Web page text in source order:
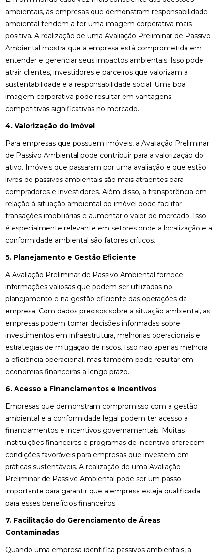
ambientais, as empresas que demonstram responsabilidade
ambiental tendem a ter uma imagem corporativa mais
positiva. A realização de uma Avaliação Preliminar de Passivo
Ambiental mostra que a empresa está comprometida em
entender e gerenciar seus impactos ambientais. Isso pode
atrair clientes, investidores e parceiros que valorizam a
sustentabilidade e a responsabilidade social. Uma boa
imagem corporativa pode resultar em vantagens
competitivas significativas no mercado.
4. Valorização do Imóvel
Para empresas que possuem imóveis, a Avaliação Preliminar
de Passivo Ambiental pode contribuir para a valorização do
ativo. Imóveis que passaram por uma avaliação e que estão
livres de passivos ambientais são mais atraentes para
compradores e investidores. Além disso, a transparência em
relação à situação ambiental do imóvel pode facilitar
transações imobiliárias e aumentar o valor de mercado. Isso
é especialmente relevante em setores onde a localização e a
conformidade ambiental são fatores críticos.
5. Planejamento e Gestão Eficiente
A Avaliação Preliminar de Passivo Ambiental fornece
informações valiosas que podem ser utilizadas no
planejamento e na gestão eficiente das operações da
empresa. Com dados precisos sobre a situação ambiental, as
empresas podem tomar decisões informadas sobre
investimentos em infraestrutura, melhorias operacionais e
estratégias de mitigação de riscos. Isso não apenas melhora
a eficiência operacional, mas também pode resultar em
economias financeiras a longo prazo.
6. Acesso a Financiamentos e Incentivos
Empresas que demonstram compromisso com a gestão
ambiental e a conformidade legal podem ter acesso a
financiamentos e incentivos governamentais. Muitas
instituições financeiras e programas de incentivo oferecem
condições favoráveis para empresas que investem em
práticas sustentáveis. A realização de uma Avaliação
Preliminar de Passivo Ambiental pode ser um passo
importante para garantir que a empresa esteja qualificada
para esses benefícios financeiros.
7. Facilitação do Gerenciamento de Áreas
Contaminadas
Quando uma empresa identifica passivos ambientais, a